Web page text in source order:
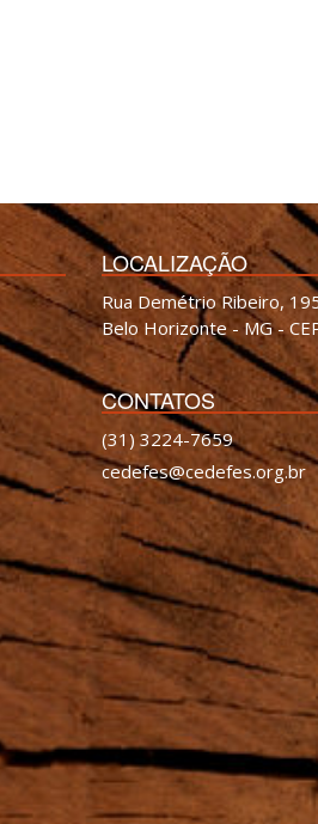
LOCALIZAÇÃO
Rua Demétrio Ribeiro,
Belo Horizonte - MG -
CONTATOS
(31) 3224-7659
cedefes@cedefes.org.br